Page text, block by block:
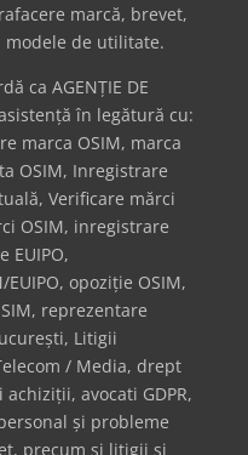
marcă, brevet,
modele de utilitate.
ca AGENȚIE DE
asistență în legătură cu:
marca OSIM, marca
OSIM, Inregistrare
Verificare mărci
OSIM, inregistrare
EUIPO,
opoziție OSIM,
reprezentare
Litigii
/ Media, drept
avocati GDPR,
și probleme
precum și litigii și